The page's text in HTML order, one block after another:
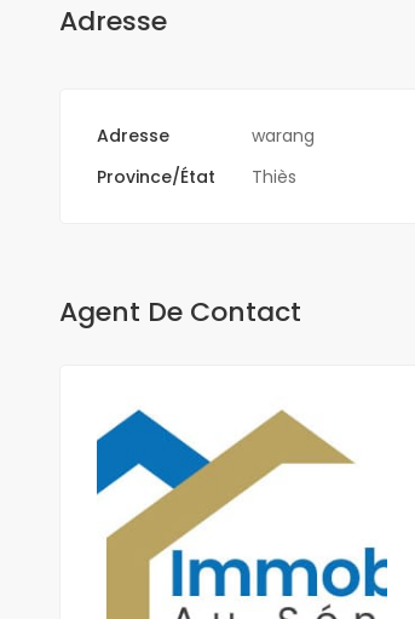
Adresse
Adresse
warang
Province/État
Thiès
Agent De Contact